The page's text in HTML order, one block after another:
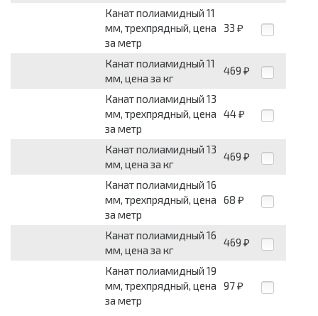
Канат полиамидный 11
мм, трехпрядный, цена
за метр
33 ₽
Канат полиамидный 11
мм, цена за кг
469 ₽
Канат полиамидный 13
мм, трехпрядный, цена
за метр
44 ₽
Канат полиамидный 13
мм, цена за кг
469 ₽
Канат полиамидный 16
мм, трехпрядный, цена
за метр
68 ₽
Канат полиамидный 16
мм, цена за кг
469 ₽
Канат полиамидный 19
мм, трехпрядный, цена
за метр
97 ₽